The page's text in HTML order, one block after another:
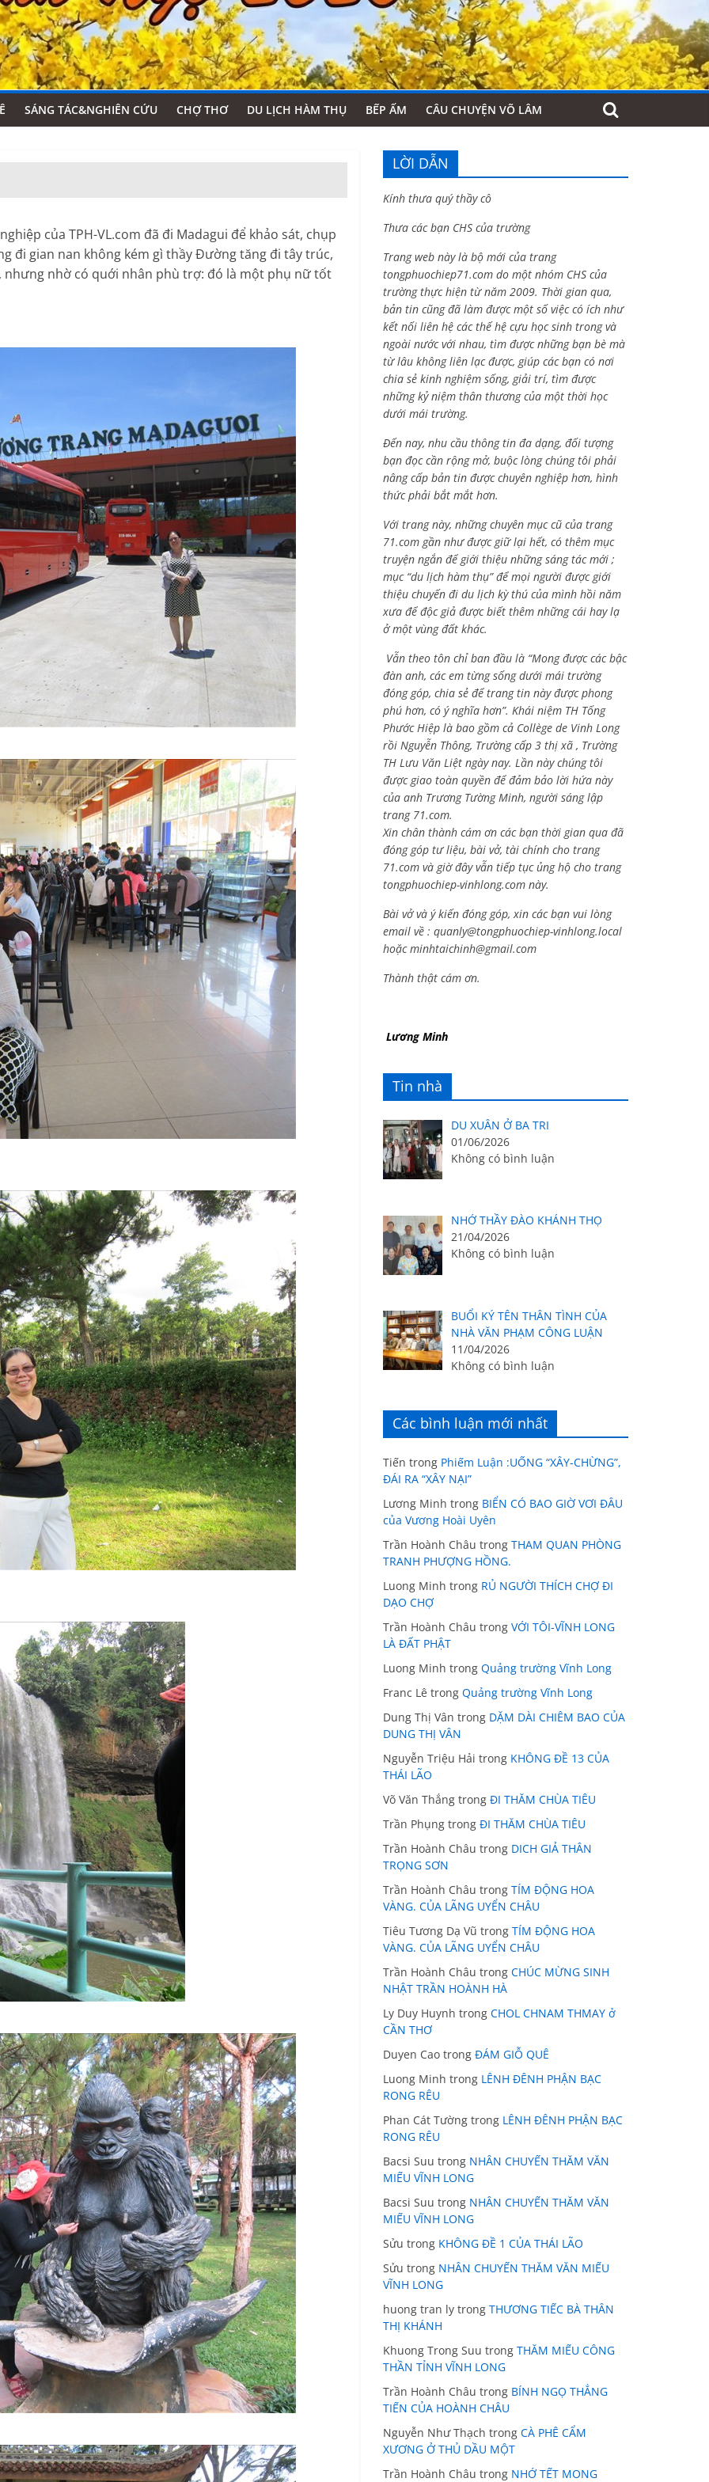
SÁNG TÁC&NGHIÊN CỨU CHỢ THƠ DU LỊCH HÀM THỤ BẾP ẤM CÂU CHUYỆN VÕ LÂM
của TPH-VL.com đã đi Madagui để khảo sát, chụp
đi gian nan không kém gì thầy Đường tăng đi tây trúc,
nhờ có quới nhân phù trợ: đó là một phụ nữ tốt
LỜI DẪN
Kính thưa quý thầy cô
Thưa các bạn CHS của trường
Trang web này là bộ mới của trang
tongphuochiep71.com do một nhóm CHS của
trường thực hiện từ năm 2009. Thời gian qua,
bản tin cũng đã làm được một số việc có ích như
kết nối liên hệ các thế hệ cựu học sinh trong và
ngoài nước với nhau, tìm được những bạn bè mà
từ lâu không liên lạc được, giúp các bạn có nơi
chia sẻ kinh nghiệm sống, giải trí, tìm được
những kỷ niệm thân thương của một thời học
dưới mái trường.
Đến nay, nhu cầu thông tin đa dạng, đối tượng
bạn đọc cần rộng mở, buộc lòng chúng tôi phải
nâng cấp bản tin được chuyên nghiệp hơn, hình
thức phải bắt mắt hơn.
Với trang này, những chuyên mục cũ của trang
71.com gần như được giữ lại hết, có thêm mục
truyện ngắn để giới thiệu những sáng tác mới ;
mục “du lịch hàm thụ” để mọi người được giới
thiệu chuyến đi du lịch kỳ thú của mình hồi năm
xưa để độc giả được biết thêm những cái hay lạ
ở một vùng đất khác.
Vẫn theo tôn chỉ ban đầu là “Mong được các bậc
đàn anh, các em từng sống dưới mái trường
đóng góp, chia sẻ để trang tin này được phong
phú hơn, có ý nghĩa hơn”. Khái niệm TH Tống
Phước Hiệp là bao gồm cả Collège de Vinh Long
rồi Nguyễn Thông, Trường cấp 3 thị xã , Trường
TH Lưu Văn Liệt ngày nay. Lần này chúng tôi
được giao toàn quyền để đảm bảo lời hứa này
của anh Trương Tường Minh, người sáng lập
trang 71.com.
Xin chân thành cám ơn các bạn thời gian qua đã
đóng góp tư liệu, bài vở, tài chính cho trang
71.com và giờ đây vẫn tiếp tục ủng hộ cho trang
tongphuochiep-vinhlong.com này.
Bài vở và ý kiến đóng góp, xin các bạn vui lòng
email về : quanly@tongphuochiep-vinhlong.local
hoặcminhtaichinh@gmail.com
Thành thật cám ơn.
Lương Minh
Tin nhà
DU XUÂN Ở BA TRI
01/06/2026
Không có bình luận
NHỚ THẦY ĐÀO KHÁNH THỌ
21/04/2026
Không có bình luận
BUỔI KÝ TÊN THÂN TÌNH CỦA
NHÀ VĂN PHẠM CÔNG LUẬN
11/04/2026
Không có bình luận
Các bình luận mới nhất
Tiến trong Phiếm Luận :UỐNG “XÂY-CHỪNG”,
ĐÁI RA “XÂY NẠI”
Lương Minh trong BIỂN CÓ BAO GIỜ VƠI ĐÂU
của Vương Hoài Uyên
Trần Hoành Châu trong THAM QUAN PHÒNG
TRANH PHƯỢNG HỒNG.
Luong Minh trong RỦ NGƯỜI THÍCH CHỢ ĐI
DẠO CHỢ
Trần Hoành Châu trong VỚI TÔI-VĨNH LONG
LÀ ĐẤT PHẬT
Luong Minh trong Quảng trường Vĩnh Long
Franc Lê trong Quảng trường Vĩnh Long
Dung Thị Vân trong DẶM DÀI CHIÊM BAO CỦA
DUNG THỊ VÂN
Nguyễn Triệu Hải trong KHÔNG ĐỀ 13 CỦA
THÁI LÃO
Võ Văn Thắng trong ĐI THĂM CHÙA TIÊU
Trần Phụng trong ĐI THĂM CHÙA TIÊU
Trần Hoành Châu trong DICH GIẢ THÂN
TRỌNG SƠN
Trần Hoành Châu trong TÍM ĐỘNG HOA
VÀNG. CỦA LÃNG UYỂN CHÂU
Tiêu Tương Dạ Vũ trong TÍM ĐỘNG HOA
VÀNG. CỦA LÃNG UYỂN CHÂU
Trần Hoành Châu trong CHÚC MỪNG SINH
NHẬT TRẦN HOÀNH HÀ
Ly Duy Huynh trong CHOL CHNAM THMAY ở
CẦN THƠ
Duyen Cao trong ĐÁM GIỖ QUÊ
Luong Minh trong LÊNH ĐÊNH PHẬN BẠC
RONG RÊU
Phan Cát Tường trong LÊNH ĐÊNH PHẬN BẠC
RONG RÊU
Bacsi Suu trong NHÂN CHUYẾN THĂM VĂN
MIẾU VĨNH LONG
Bacsi Suu trong NHÂN CHUYẾN THĂM VĂN
MIẾU VĨNH LONG
Sửu trong KHÔNG ĐỀ 1 CỦA THÁI LÃO
Sửu trong NHÂN CHUYẾN THĂM VĂN MIẾU
VĨNH LONG
huong tran ly trong THƯƠNG TIẾC BÀ THÂN
THỊ KHÁNH
Khuong Trong Suu trong THĂM MIẾU CÔNG
THẦN TỈNH VĨNH LONG
Trần Hoành Châu trong BÍNH NGỌ THẲNG
TIẾN CỦA HOÀNH CHÂU
Nguyễn Như Thạch trong CÀ PHÊ CẨM
XƯƠNG Ở THỦ DẦU MỘT
Trần Hoành Châu trong NHỚ TẾT MONG